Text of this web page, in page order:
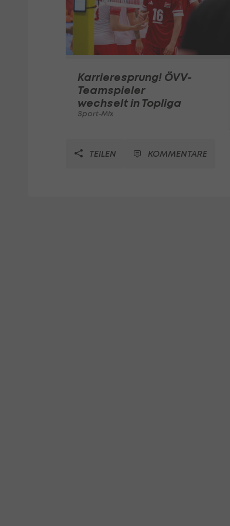
Karrieresprung! ÖVV-
Teamspieler
wechselt in Topliga
Sport-Mix
TEILEN KOMMENTARE